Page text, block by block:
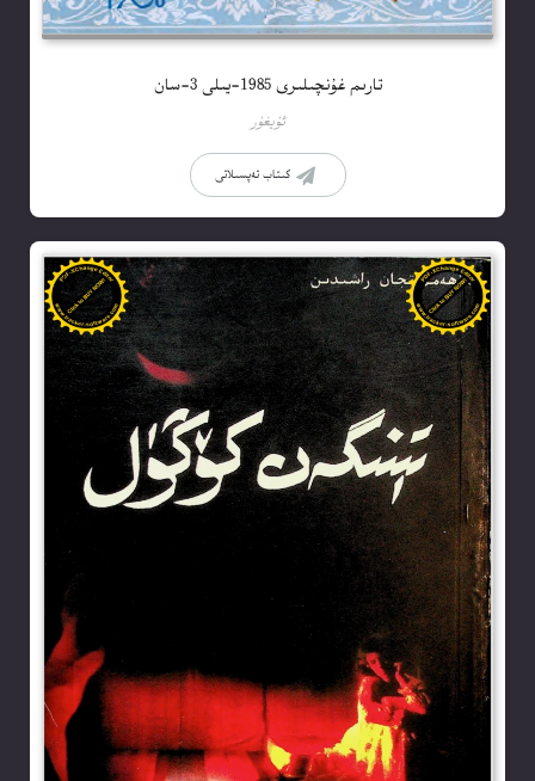
تارىم غۇنچىلىرى 1985-يىلى 3-سان
ئۇيغۇر
كىتاب تەپسىلاتى